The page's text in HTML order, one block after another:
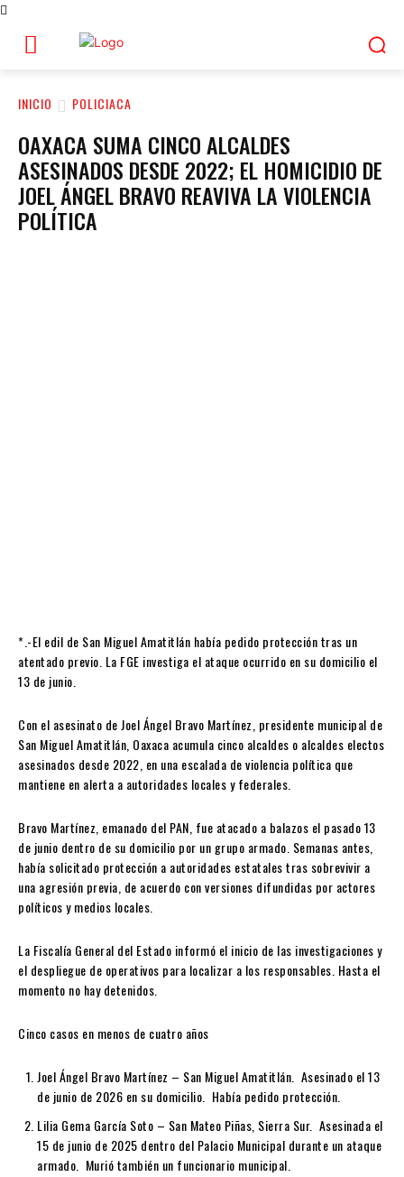
INICIO POLICIACA
OAXACA SUMA CINCO ALCALDES
ASESINADOS DESDE 2022; EL HOMICIDIO DE
JOEL ÁNGEL BRAVO REAVIVA LA VIOLENCIA
POLÍTICA
*.-El edil de San Miguel Amatitlán había pedido protección tras un
atentado previo. La FGE investiga el ataque ocurrido en su domicilio el
13 de junio.
Con el asesinato de Joel Ángel Bravo Martínez, presidente municipal de
San Miguel Amatitlán, Oaxaca acumula cinco alcaldes o alcaldes electos
asesinados desde 2022, en una escalada de violencia política que
mantiene en alerta a autoridades locales y federales.
Bravo Martínez, emanado del PAN, fue atacado a balazos el pasado 13
de junio dentro de su domicilio por un grupo armado. Semanas antes,
había solicitado protección a autoridades estatales tras sobrevivir a
una agresión previa, de acuerdo con versiones difundidas por actores
políticos y medios locales.
La Fiscalía General del Estado informó el inicio de las investigaciones y
el despliegue de operativos para localizar a los responsables. Hasta el
momento no hay detenidos.
Cinco casos en menos de cuatro años
Joel Ángel Bravo Martínez – San Miguel Amatitlán. Asesinado el 13
de junio de 2026 en su domicilio. Había pedido protección.
Lilia Gema García Soto – San Mateo Piñas, Sierra Sur. Asesinada el
15 de junio de 2025 dentro del Palacio Municipal durante un ataque
armado. Murió también un funcionario municipal.